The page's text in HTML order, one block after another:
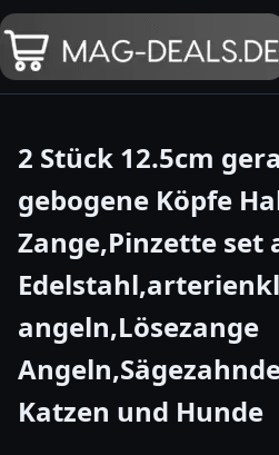
2 Stück 12.5cm
gebogene Köpfe
Zange,Pinzette set
angeln,Lösezange
Katzen und Hunde